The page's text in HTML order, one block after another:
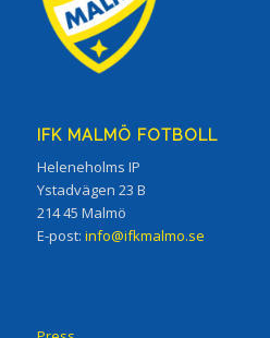
IFK MALMÖ FOTBOLL
Heleneholms IP
Ystadvägen 23 B
214 45 Malmö
E-post: info@ifkmalmo.se